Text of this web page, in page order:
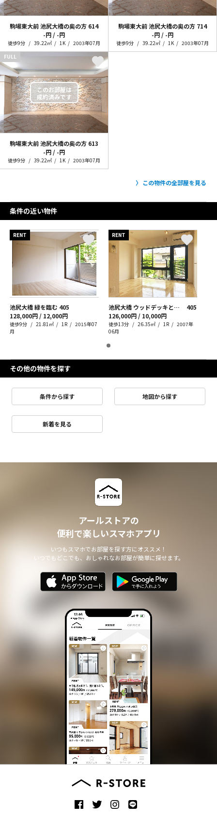
駒場東大前 池尻大橋の奥の方 614
-円 / -円
徒歩9分 39.22㎡ 1K 2003年07月
駒場東大前 池尻大橋の奥の方 714
-円 / -円
徒歩9分 39.22㎡ 1K
2003年07月
FULL
駒場東大前 池尻大橋の奥の方 613
-円 / -円
徒歩9分 39.22㎡ 1K 2003年07月
この物件の全部屋を見る
条件の近い物件
RENT
池尻大橋 緑を臨む 405
128,000円 / 12,000円
徒歩9分 21.81㎡ 1R
2015年07
月
RENT
池尻大橋 ウッドデッキと三宿生活
405
126,000円 / 10,000円
徒歩13分 26.35㎡ 1R
2007年
06月
その他の物件を探す
条件から探す 地図から探す
新着を見る
アールストアの
便利で楽しいスマホアプリ
いつもスマホでお部屋を探す方にオススメ！
いつでもどこでも、おしゃれなお部屋が簡単に探せます。